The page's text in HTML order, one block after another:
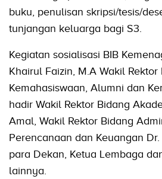
buku, penulisan skripsi/tesis/
tunjangan keluarga bagi S3.
Kegiatan sosialisasi BIB
Khairul Faizin, M.A Wakil Rektor
Kemahasiswaan, Alumni dan
hadir Wakil Rektor Bidang
Amal, Wakil Rektor Bidang
Perencanaan dan Keuangan Dr.
para Dekan, Ketua Lembaga
lainnya.